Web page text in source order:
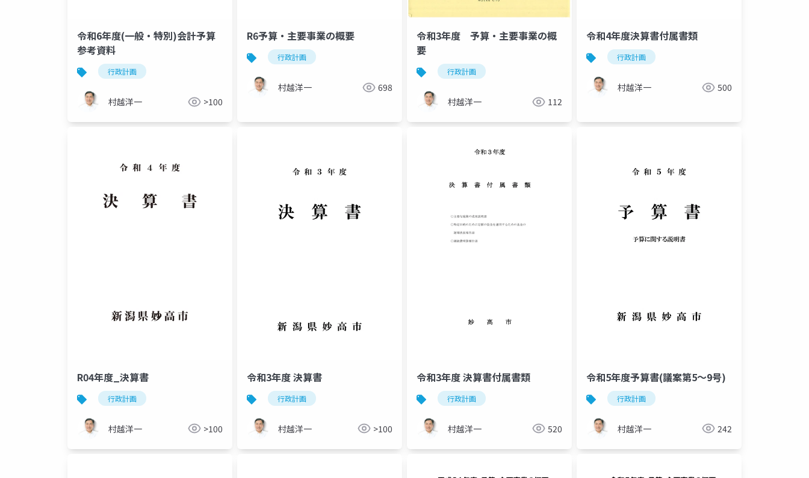
令和6年度(一般・特別)会計予算
参考資料
行政計画
村越洋一 >100
R6予算・主要事業の概要
行政計画
村越洋一 698
令和3年度 予算・主要事業の概
要
行政計画
村越洋一 112
令和4年度決算書付属書類
行政計画
村越洋一 500
R04年度_決算書
行政計画
村越洋一 >100
令和3年度 決算書
行政計画
村越洋一 >100
令和3年度 決算書付属書類
行政計画
村越洋一 520
令和5年度予算書(議案第5～9号)
行政計画
村越洋一 242